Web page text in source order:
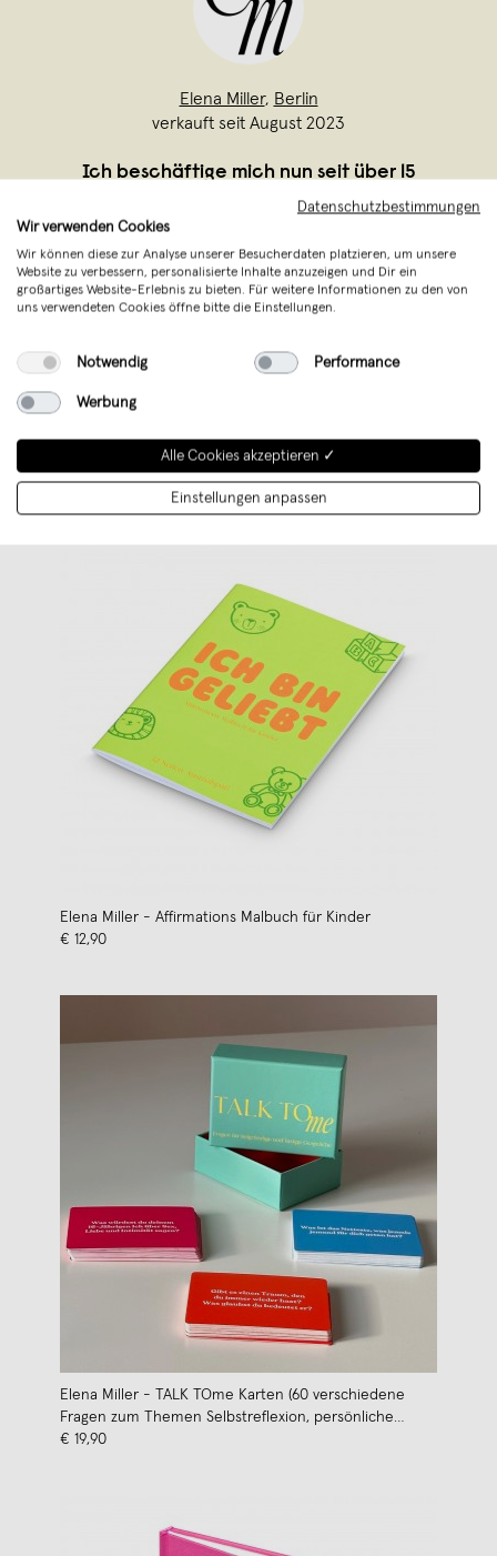
Elena Miller, Berlin
verkauft seit August 2023
Ich beschäftige mich nun seit über 15
Jahren mit dem Thema Selbstliebe. Das
Ganze begann mit einem sehr
bedeutenden Erlebnis innerhalb meiner
Familie, das dazu geführt hat, dass ich
wie wichtig die
...
Elena Miller - Affirmations Malbuch für Kinder
€ 12,90
Elena Miller - TALK TOme Karten (60 verschiedene
Fragen zum Themen Selbstreflexion, persönliche
Entwicklung und mehr)
€ 19,90
Datenschutzbestimmungen
Wir verwenden Cookies
Wir können diese zur Analyse unserer Besucherdaten platzieren, um unsere
Website zu verbessern, personalisierte Inhalte anzuzeigen und Dir ein
großartiges Website-Erlebnis zu bieten. Für weitere Informationen zu den von
uns verwendeten Cookies öffne bitte die Einstellungen.
Notwendig Performance
Werbung
Alle Cookies akzeptieren ✓
Einstellungen anpassen